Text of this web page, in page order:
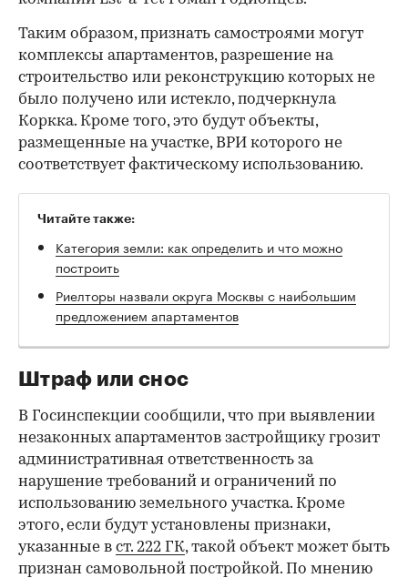
Таким образом, признать самостроями могут
комплексы апартаментов, разрешение на
строительство или реконструкцию которых не
было получено или истекло, подчеркнула
Коркка. Кроме того, это будут объекты,
размещенные на участке, ВРИ которого не
соответствует фактическому использованию.
Читайте также:
Категория земли: как определить и что можно
построить
Риелторы назвали округа Москвы с наибольшим
предложением апартаментов
Штраф или снос
В Госинспекции сообщили, что при выявлении
незаконных апартаментов застройщику грозит
административная ответственность за
нарушение требований и ограничений по
использованию земельного участка. Кроме
этого, если будут установлены признаки,
указанные в ст. 222 ГК, такой объект может быть
признан самовольной постройкой. По мнению